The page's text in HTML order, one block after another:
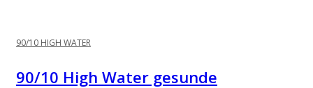
90/10 HIGH WATER
90/10 High Water gesunde